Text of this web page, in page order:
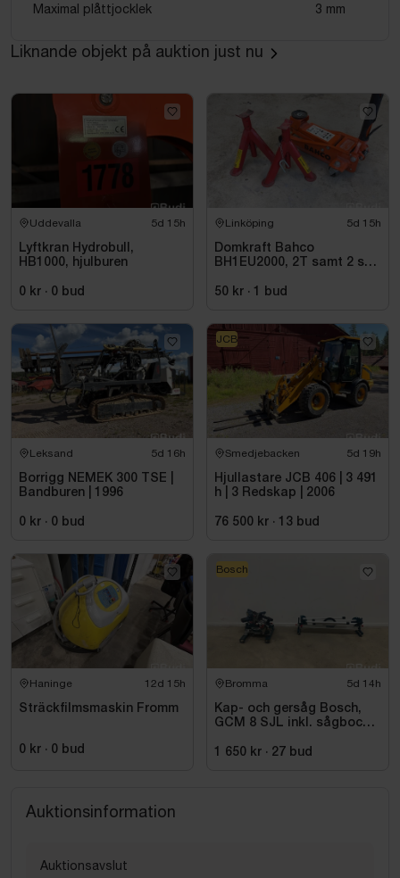
Maximal plåttjocklek 3 mm
Liknande objekt på auktion just nu
Uddevalla 5d 15h
Lyftkran Hydrobull,
HB1000, hjulburen
0 kr · 0 bud
Linköping 5d 15h
Domkraft Bahco
BH1EU2000, 2T samt 2 st
50 kr · 1 bud
Leksand 5d 16h
Borrigg NEMEK 300 TSE |
Bandburen | 1996
0 kr · 0 bud
Smedjebacken 5d 19h
Hjullastare JCB 406 | 3 491
h | 3 Redskap | 2006
76 500 kr · 13 bud
JCB
Haninge 12d 15h
Sträckfilmsmaskin Fromm
0 kr · 0 bud
Bromma 5d 14h
Kap- och gersåg Bosch,
GCM 8 SJL inkl. sågbock
1 650 kr · 27 bud
Bosch
Auktionsinformation
Auktionsavslut